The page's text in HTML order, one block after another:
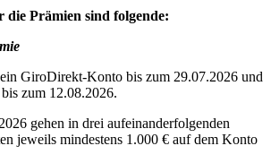
die Prämien sind folgende:
ein GiroDirekt-Konto bis zum 29.07.2026 und
zum 12.08.2026.
gehen in drei aufeinanderfolgenden
jeweils mindestens 1.000 € auf dem Konto